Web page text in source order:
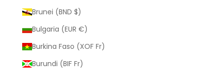
Brunei (BND $)
Bulgaria (EUR €)
Burkina Faso (XOF Fr)
Burundi (BIF Fr)